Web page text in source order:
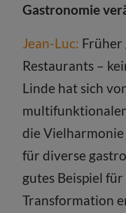
Gastronomie
Jean-Luc: Früher
Restaurants –
Linde hat sich
die
für diverse
gutes Beispiel
Transformation